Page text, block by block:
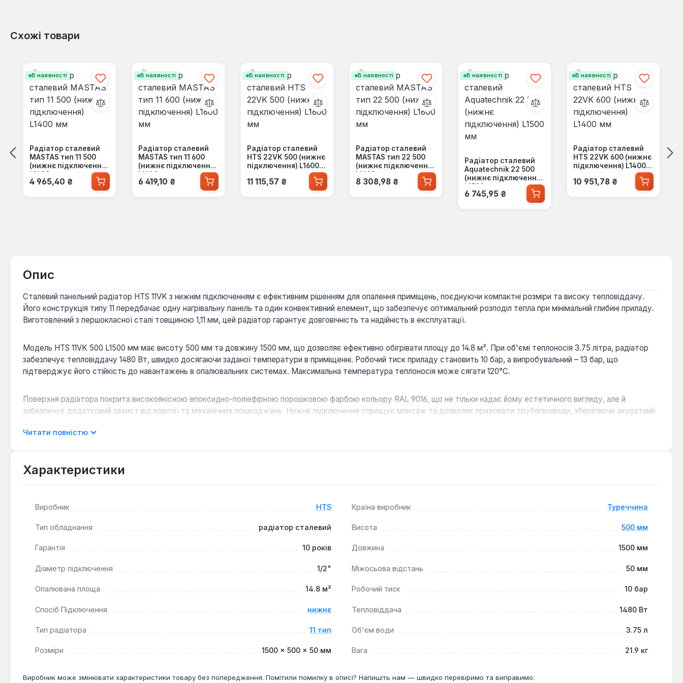
Схожі товари
В наявності
Радіатор сталевий
MASTAS тип 11 500
(нижнє підключення)
L1400 мм
Звичайна ціна:
4 965,40 ₴
В наявності
Радіатор сталевий
MASTAS тип 11 600
(нижнє підключення)
L1600 мм
Звичайна ціна:
6 419,10 ₴
В наявності
Радіатор сталевий
HTS 22VK 500 (нижнє
підключення) L1600
Звичайна ціна:
11 115,57 ₴
В наявності
Радіатор сталевий
MASTAS тип 22 500
(нижнє підключення)
L1600 мм
Звичайна ціна:
8 308,98 ₴
В наявності
Радіатор сталевий
Aquatechnik 22 500
(нижнє підключення)
L1500 мм
Звичайна ціна:
6 745,95 ₴
В наявності
Радіатор сталевий
HTS 22VK 600 (нижнє
підключення) L1400
Звичайна ціна:
10 951,78 ₴
Опис
Сталевий панельний радіатор HTS 11VK з нижнім підключенням є ефективним рішенням для опалення приміщень, поєднуючи компактні розміри та високу тепловіддачу.
Його конструкція типу 11 передбачає одну нагрівальну панель та один конвективний елемент, що забезпечує оптимальний розподіл тепла при мінімальній глибині приладу.
Виготовлений з першокласної сталі товщиною 1,11 мм, цей радіатор гарантує довговічність та надійність в експлуатації.
Модель HTS 11VK 500 L1500 мм має висоту 500 мм та довжину 1500 мм, що дозволяє ефективно обігрівати площу до 14.8 м². При об'ємі теплоносія 3.75 літра, радіатор
забезпечує тепловіддачу 1480 Вт, швидко досягаючи заданої температури в приміщенні. Робочий тиск приладу становить 10 бар, а випробувальний – 13 бар, що
підтверджує його стійкість до навантажень в опалювальних системах. Максимальна температура теплоносія може сягати 120°С.
Поверхня радіатора покрита високоякісною епоксидно-поліефірною порошковою фарбою кольору RAL 9016, що не тільки надає йому естетичного вигляду, але й
забезпечує додатковий захист від корозії та механічних пошкоджень. Нижнє підключення спрощує монтаж та дозволяє приховати трубопроводи, зберігаючи акуратний
Довговічність матеріалів:
системах з регульованим тиском. Він є оптимальним вибором для тих, хто шукає надійне та ефективне рішення для обігріву житлових або офісних приміщень, де важлива
Читати повністю
Характеристики
Виробник HTS Країна виробник Туреччина
Тип обладнання радіатор сталевий Висота 500 мм
Гарантія 10 років Довжина 1500 мм
Діаметр підключення 1/2" Міжосьова відстань 50 мм
Опалювана площа 14.8 м² Робочий тиск 10 бар
Спосіб Підключення нижнє Тепловіддача 1480 Вт
Тип радіатора 11 тип Об'єм води 3.75 л
Розміри 1500 × 500 × 50 мм Вага 21.9 кг
Виробник може змінювати характеристики товару без попередження. Помітили помилку в описі? Напишіть нам — швидко перевіримо та виправимо.